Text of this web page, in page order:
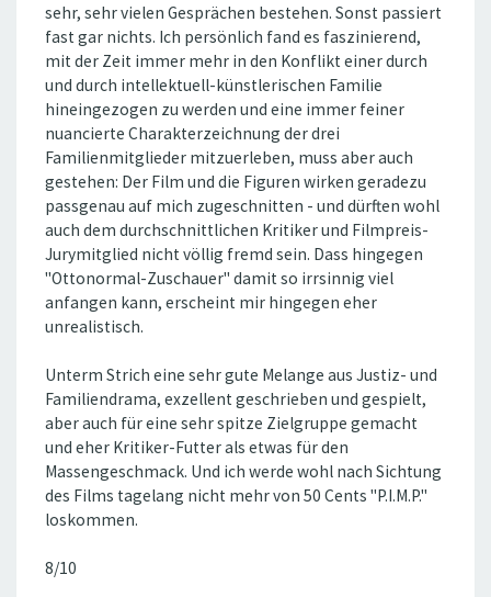
sehr, sehr vielen Gesprächen bestehen. Sonst passiert
fast gar nichts. Ich persönlich fand es faszinierend,
mit der Zeit immer mehr in den Konflikt einer durch
und durch intellektuell-künstlerischen Familie
hineingezogen zu werden und eine immer feiner
nuancierte Charakterzeichnung der drei
Familienmitglieder mitzuerleben, muss aber auch
gestehen: Der Film und die Figuren wirken geradezu
passgenau auf mich zugeschnitten - und dürften wohl
auch dem durchschnittlichen Kritiker und Filmpreis-
Jurymitglied nicht völlig fremd sein. Dass hingegen
"Ottonormal-Zuschauer" damit so irrsinnig viel
anfangen kann, erscheint mir hingegen eher
unrealistisch.
Unterm Strich eine sehr gute Melange aus Justiz- und
Familiendrama, exzellent geschrieben und gespielt,
aber auch für eine sehr spitze Zielgruppe gemacht
und eher Kritiker-Futter als etwas für den
Massengeschmack. Und ich werde wohl nach Sichtung
des Films tagelang nicht mehr von 50 Cents "P.I.M.P."
loskommen.
8/10